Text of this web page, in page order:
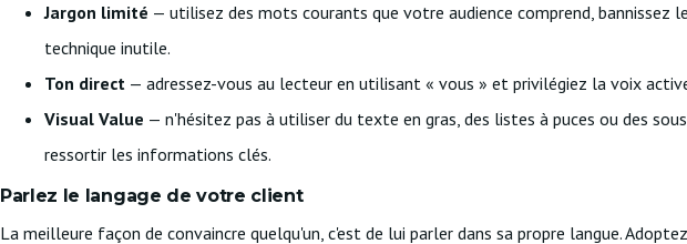
Jargon limité — utilisez des mots courants que votre audience comprend, bannissez
technique inutile.
Ton direct — adressez-vous au lecteur en utilisant « vous » et privilégiez la voix
Visual Value — n'hésitez pas à utiliser du texte en gras, des listes à puces ou des
ressortir les informations clés.
Parlez le langage de votre client
La meilleure façon de convaincre quelqu'un, c'est de lui parler dans sa propre langue.